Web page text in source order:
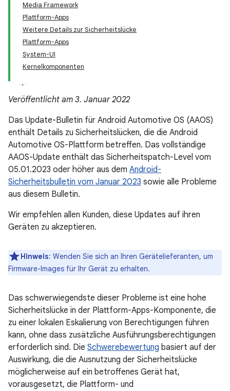
Media Framework
Plattform-Apps
Weitere Details zur Sicherheitslücke
Plattform-Apps
System-UI
Kernelkomponenten
Veröffentlicht am 3. Januar 2022
Das Update-Bulletin für Android Automotive OS (AAOS)
enthält Details zu Sicherheitslücken, die die Android
Automotive OS-Plattform betreffen. Das vollständige
AAOS-Update enthält das Sicherheitspatch-Level vom
05.01.2023 oder höher aus dem Android-
Sicherheitsbulletin vom Januar 2023 sowie alle Probleme
aus diesem Bulletin.
Wir empfehlen allen Kunden, diese Updates auf ihren
Geräten zu akzeptieren.
Hinweis: Wenden Sie sich an Ihren Gerätelieferanten, um
Firmware-Images für Ihr Gerät zu erhalten.
Das schwerwiegendste dieser Probleme ist eine hohe
Sicherheitslücke in der Plattform-Apps-Komponente, die
zu einer lokalen Eskalierung von Berechtigungen führen
kann, ohne dass zusätzliche Ausführungsberechtigungen
erforderlich sind. Die Schwerebewertung basiert auf der
Auswirkung, die die Ausnutzung der Sicherheitslücke
möglicherweise auf ein betroffenes Gerät hat,
vorausgesetzt, die Plattform- und